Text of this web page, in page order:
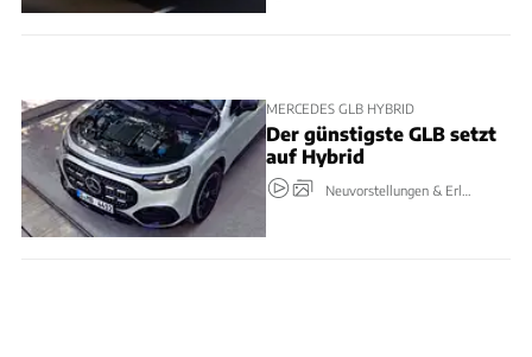
MERCEDES GLB HYBRID
Der günstigste GLB setzt
auf Hybrid
Neuvorstellungen & Erlkönige